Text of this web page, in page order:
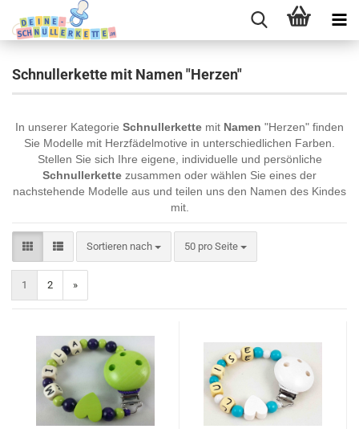
Schnullerkette mit Namen "Herzen"
In unserer Kategorie Schnullerkette mit Namen "Herzen" finden
Sie Modelle mit Herzfädelmotive in unterschiedlichen Farben.
Stellen Sie sich Ihre eigene, individuelle und persönliche
Schnullerkette zusammen oder wählen Sie eines der
nachstehende Modelle aus und teilen uns den Namen des Kindes
mit.
Sortieren nach
Sortieren nach 50 pro Seite
pro Seite
1 2 »